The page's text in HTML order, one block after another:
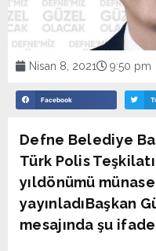
Nisan 8, 2021 9:50 pm
Facebook
Defne Belediye
Türk Polis
yıldönümü
yayınladıBaşkan
mesajında şu